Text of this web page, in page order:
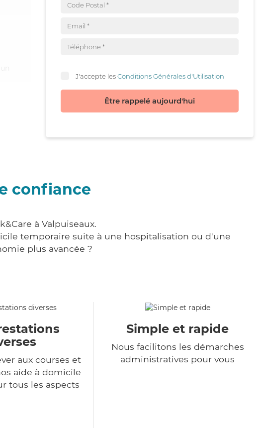
J'accepte lesConditions Générales d'Utilisation
Être rappelé aujourd'hui
confiance
à Valpuiseaux.
temporaire suite à une hospitalisation ou d'une
plus avancée ?
aux courses et
aide à domicile
tous les aspects
Simple et rapide
Nous facilitons les démarches
administratives pour vous